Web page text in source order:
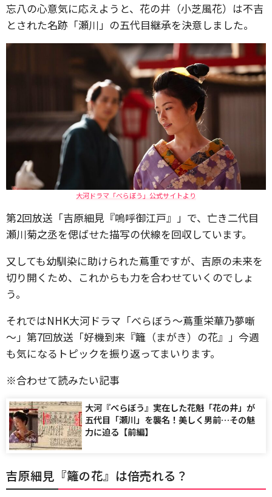
忘八の心意気に応えようと、花の井（小芝風花）は不吉
とされた名跡「瀬川」の五代目継承を決意しました。
大河ドラマ「べらぼう」公式サイトより
第2回放送「吉原細見『嗚呼御江戸』」で、亡き二代目
瀬川菊之丞を偲ばせた描写の伏線を回収しています。
又しても幼馴染に助けられた蔦重ですが、吉原の未来を
切り開くため、これからも力を合わせていくのでしょ
う。
それではNHK大河ドラマ「べらぼう～蔦重栄華乃夢噺
～」第7回放送「好機到来『籬（まがき）の花』」今週
も気になるトピックを振り返ってまいります。
※合わせて読みたい記事
大河『べらぼう』実在した花魁「花の井」が
五代目「瀬川」を襲名！美しく男前…その魅
力に迫る【前編】
吉原細見『籬の花』は倍売れる？